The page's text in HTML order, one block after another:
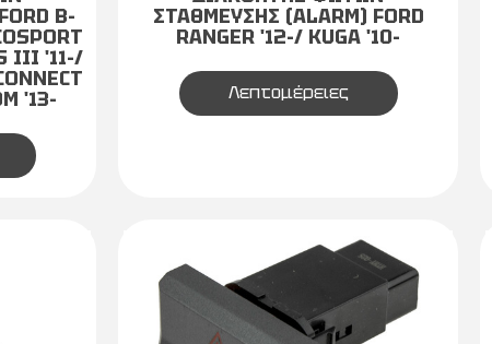
B-
III '11-/
'13-
ΣΤΑΘΜΕΥΣΗΣ (ALARM) FORD
RANGER '12-/ KUGA '10-
Λεπτομέρειες